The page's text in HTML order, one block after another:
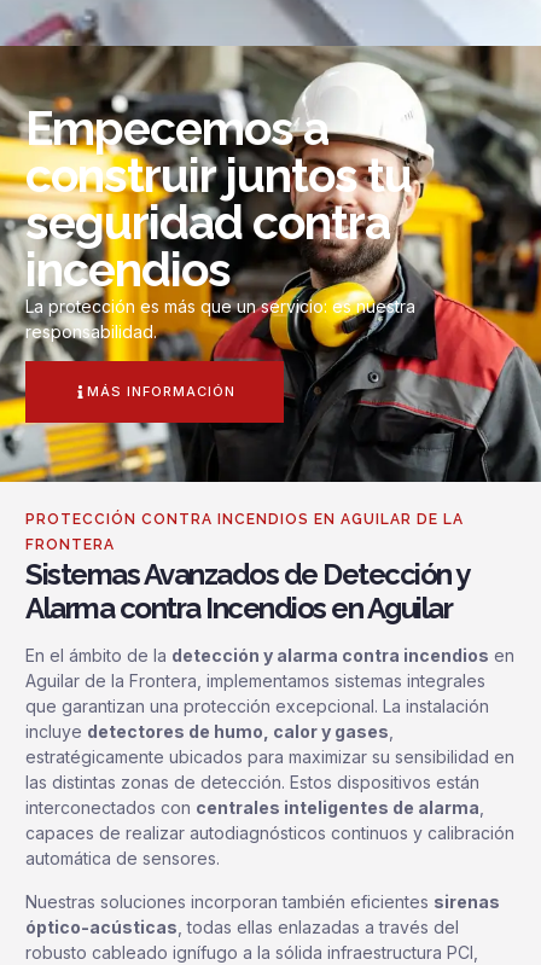
Empecemos a
construir juntos tu
seguridad contra
incendios
La protección es más que un servicio: es nuestra
responsabilidad.
MÁS INFORMACIÓN
PROTECCIÓN CONTRA INCENDIOS EN AGUILAR DE LA
FRONTERA
Sistemas Avanzados de Detección y
Alarma contra Incendios en Aguilar
En el ámbito de la detección y alarma contra incendios en
Aguilar de la Frontera, implementamos sistemas integrales
que garantizan una protección excepcional. La instalación
incluye detectores de humo, calor y gases,
estratégicamente ubicados para maximizar su sensibilidad en
las distintas zonas de detección. Estos dispositivos están
interconectados con centrales inteligentes de alarma,
capaces de realizar autodiagnósticos continuos y calibración
automática de sensores.
Nuestras soluciones incorporan también eficientes sirenas
óptico-acústicas , todas ellas enlazadas a través del
robusto cableado ignífugo a la sólida infraestructura PCI,